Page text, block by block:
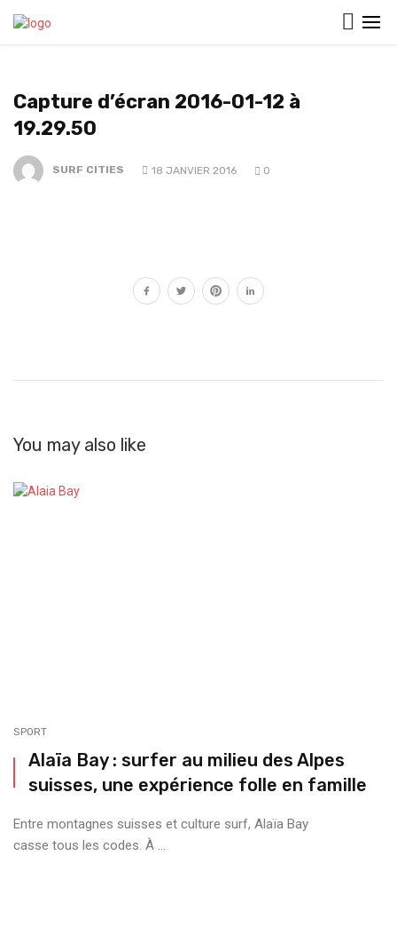
Capture d’écran 2016-01-12 à
19.29.50
SURF CITIES 18 JANVIER 2016 0
You may also like
SPORT
Alaïa Bay : surfer au milieu des Alpes
suisses, une expérience folle en famille
Entre montagnes suisses et culture surf, Alaïa Bay
casse tous les codes. À ...